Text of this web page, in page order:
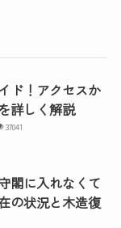
ド！アクセスか
詳しく解説
37041
閣に入れなくて
の状況と木造復